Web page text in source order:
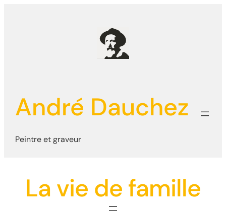
André Dauchez
Peintre et graveur
La vie de famille